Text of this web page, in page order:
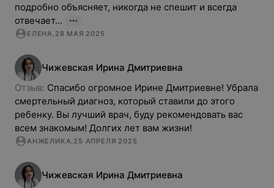
подробно объясняет, никогда не спешит и всегда
отвечает...
ЕЛЕНА, 28 МАЯ 2025
Чижевская Ирина Дмитриевна
Отзыв: Спасибо огромное Ирине Дмитриевне! Убрала
смертельный диагноз, который ставили до этого
ребенку. Вы лучший врач, буду рекомендовать вас
всем знакомым! Долгих лет вам жизни!
АНЖЕЛИКА, 25 АПРЕЛЯ 2025
Чижевская Ирина Дмитриевна